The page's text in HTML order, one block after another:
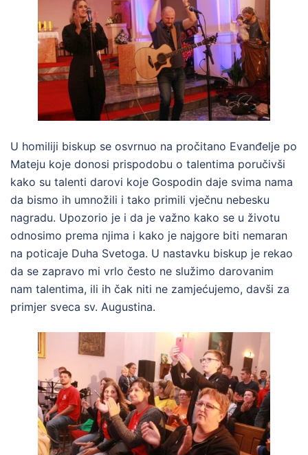
U homiliji biskup se osvrnuo na pročitano Evanđelje po
Mateju koje donosi prispodobu o talentima poručivši
kako su talenti darovi koje Gospodin daje svima nama
da bismo ih umnožili i tako primili vječnu nebesku
nagradu. Upozorio je i da je važno kako se u životu
odnosimo prema njima i kako je najgore biti nemaran
na poticaje Duha Svetoga. U nastavku biskup je rekao
da se zapravo mi vrlo često ne služimo darovanim
nam talentima, ili ih čak niti ne zamjećujemo, davši za
primjer sveca sv. Augustina.